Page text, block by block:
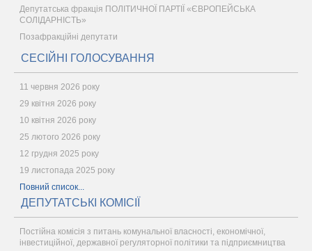
Депутатська фракція ПОЛІТИЧНОЇ ПАРТІЇ «ЄВРОПЕЙСЬКА
СОЛІДАРНІСТЬ»
Позафракційні депутати
СЕСІЙНІ ГОЛОСУВАННЯ
11 червня 2026 року
29 квітня 2026 року
10 квітня 2026 року
25 лютого 2026 року
12 грудня 2025 року
19 листопада 2025 року
Повний список...
ДЕПУТАТСЬКІ КОМІСІЇ
Постійна комісія з питань комунальної власності, економічної,
інвестиційної, державної регуляторної політики та підприємництва